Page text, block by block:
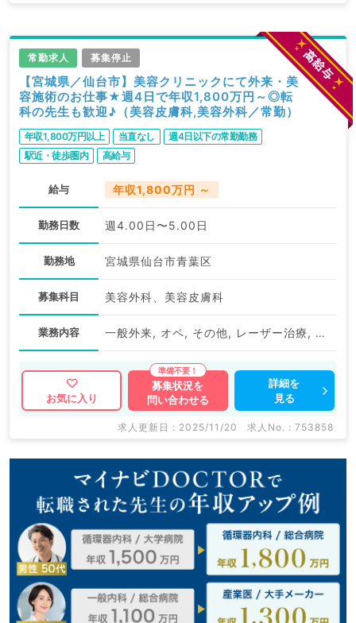
常勤求人 募集停止
【宮城県／仙台市】美容クリニックにて外来・美
容施術のお仕事★週4日で年収1,800万円～◎転
科の先生も歓迎♪（美容皮膚科,美容外科／常勤）
年収1,800万円以上 当直なし
週4日以下の常勤勤務
駅近・徒歩圏内
高給与
給与 年収1,800万円 ～
勤務日数 週4.00日〜5.00日
勤務地 宮城県仙台市青葉区
募集科目 美容外科、美容皮膚科
業務内容 一般外来, オペ, その他, レーザー治療, 注入, その他
お気に入り
募集状況を
問い合わせる
詳細を
見る
求人更新日 : 2025/11/20 求人No. : 753858